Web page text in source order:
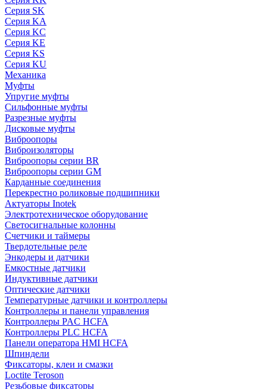
Серия SK
Серия KA
Серия KC
Серия KE
Серия KS
Серия KU
Механика
Муфты
Упругие муфты
Сильфонные муфты
Разрезные муфты
Дисковые муфты
Виброопоры
Виброизоляторы
Виброопоры серии BR
Виброопоры серии GM
Карданные соединения
Перекрестно роликовые подшипники
Актуаторы Inotek
Электротехническое оборудование
Светосигнальные колонны
Счетчики и таймеры
Твердотельные реле
Энкодеры и датчики
Емкостные датчики
Индуктивные датчики
Оптические датчики
Температурные датчики и контроллеры
Контроллеры и панели управления
Контроллеры PAC HCFA
Контроллеры PLC HCFA
Панели оператора HMI HCFA
Шпиндели
Фиксаторы, клеи и смазки
Loctite Teroson
Резьбовые фиксаторы